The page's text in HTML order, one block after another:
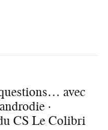
avec
·
CS Le Colibri